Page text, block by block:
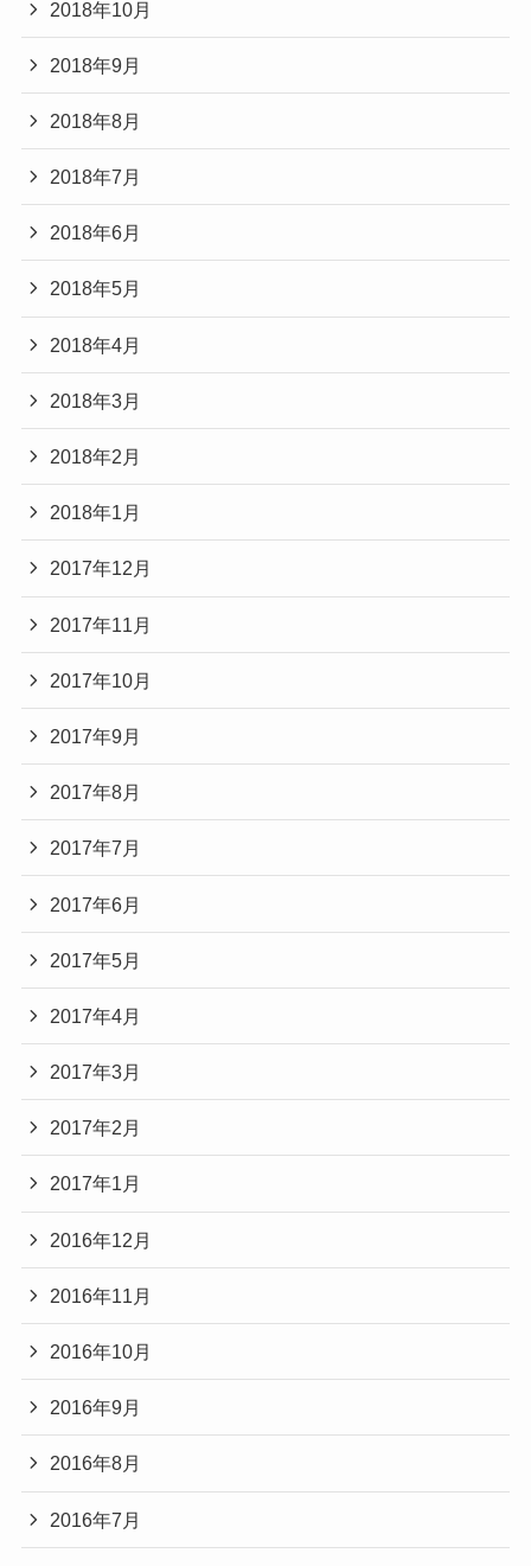
2018年10月
2018年9月
2018年8月
2018年7月
2018年6月
2018年5月
2018年4月
2018年3月
2018年2月
2018年1月
2017年12月
2017年11月
2017年10月
2017年9月
2017年8月
2017年7月
2017年6月
2017年5月
2017年4月
2017年3月
2017年2月
2017年1月
2016年12月
2016年11月
2016年10月
2016年9月
2016年8月
2016年7月